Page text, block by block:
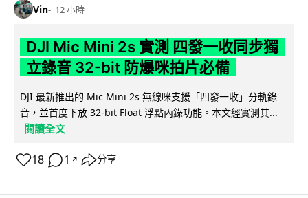
Vin 12 小時
DJI Mic Mini 2s 實測 四發一收同步獨
立錄音 32-bit 防爆咪拍片必備
DJI 最新推出的 Mic Mini 2s 無線咪支援「四發一收」分軌錄
音，並首度下放 32-bit Float 浮點內錄功能。本文經實測其...
閱讀全文
18 1 ↗ 分享